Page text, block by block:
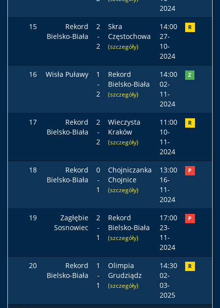
2024
15
Rekord
Bielsko-Biała
2
-
2
Skra
Częstochowa
(szczegóły)
14:00
27-
10-
2024
R
16 Wisła Puławy
1
-
2
Rekord
Bielsko-Biała
(szczegóły)
14:00
02-
11-
2024
Z
17
Rekord
Bielsko-Biała
2
-
2
Wieczysta
Kraków
(szczegóły)
11:00
10-
11-
2024
R
18
Rekord
Bielsko-Biała
0
-
1
Chojniczanka
Chojnice
(szczegóły)
13:00
16-
11-
2024
P
19
Zagłębie
Sosnowiec
2
-
1
Rekord
Bielsko-Biała
(szczegóły)
17:00
23-
11-
2024
P
20
Rekord
Bielsko-Biała
1
-
1
Olimpia
Grudziądz
(szczegóły)
14:30
02-
03-
2025
R